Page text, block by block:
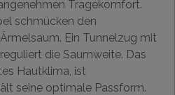
Tragekomfort.
schmücken den
Ein Tunnelzug mit
die Saumweite. Das
Hautklima, ist
seine optimale Passform.